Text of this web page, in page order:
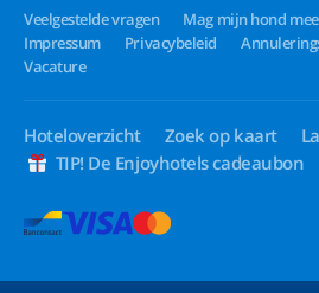
Veelgestelde vragen Mag mijn hond
Impressum
Privacybeleid
Vacature
Hoteloverzicht Zoek op kaart
TIP! De Enjoyhotels cadeaubon